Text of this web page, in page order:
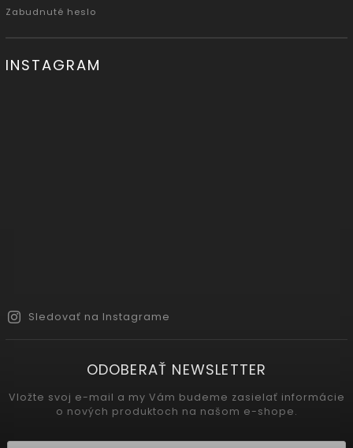
Zabudnuté heslo
INSTAGRAM
Sledovať na Instagrame
ODOBERAŤ NEWSLETTER
Vložte svoj e-mail a my Vám budeme zasielať informácie
o nových produktoch na našom e-shope.